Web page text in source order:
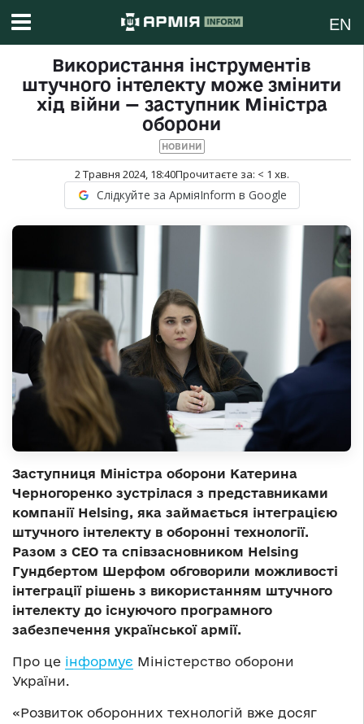
EN
Використання інструментів
штучного інтелекту може змінити
хід війни — заступник Міністра
оборони
НОВИНИ
2 Травня 2024, 18:40Прочитаєте за: < 1 хв.
Слідкуйте за АрміяInform в Google
Заступниця Міністра оборони Катерина
Черногоренко зустрілася з представниками
компанії Helsing, яка займається інтеграцією
штучного інтелекту в оборонні технології.
Разом з CEO та співзасновником Helsing
Гундбертом Шерфом обговорили можливості
інтеграції рішень з використанням штучного
інтелекту до існуючого програмного
забезпечення української армії.
Про це інформує Міністерство оборони
України.
«Розвиток оборонних технологій вже досяг